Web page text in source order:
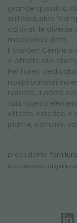
grande quantità
sull’esclusivo “c
coltivati le
medesima ditta.
Il Garden Centre
e offerte alle
Per l’area
nostri bancali
rialzato, il porta
tutti questi
effetto estetico e
piante, concimi,
precedente:
successivo: